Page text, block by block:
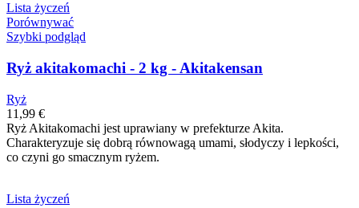
Lista życzeń
Porównywać
Szybki podgląd
Ryż akitakomachi - 2 kg - Akitakensan
Ryż
11,99 €
Ryż Akitakomachi jest uprawiany w prefekturze Akita.
Charakteryzuje się dobrą równowagą umami, słodyczy i lepkości,
co czyni go smacznym ryżem.
Lista życzeń